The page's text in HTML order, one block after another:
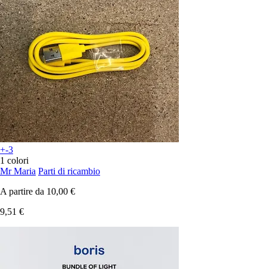
+-3
1 colori
Mr Maria Parti di ricambio
A partire da 10,00 €
9,51 €